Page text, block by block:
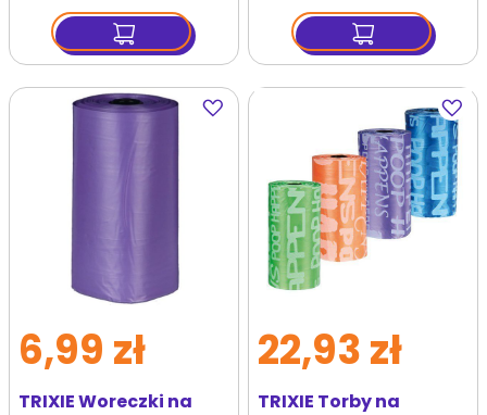
Dodaj
do
TRIXIE Woreczki na
6,99 zł
Dodaj
do
TRIXIE Torby na
22,93 zł